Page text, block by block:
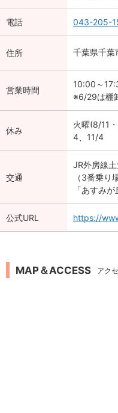
電話 043-205-
住所 千葉県千葉
営業時間
10:00～
※6/29は棚
休み
火曜(8/11
4、11/4
交通
JR外房線
（3番乗り
「あすみ
公式URL https://
MAP＆ACCESS アク